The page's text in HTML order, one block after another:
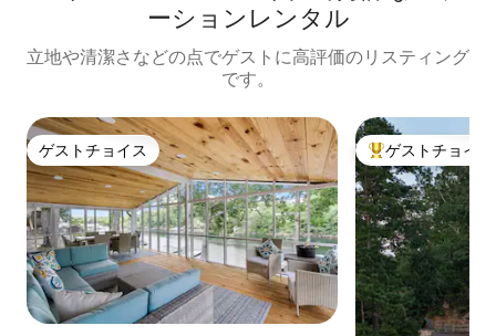
ーションレンタル
立地や清潔さなどの点でゲストに高評価のリスティング
です。
ゲストチョイス
ゲストチョイス 大好評のゲスト
ゲストチョイス